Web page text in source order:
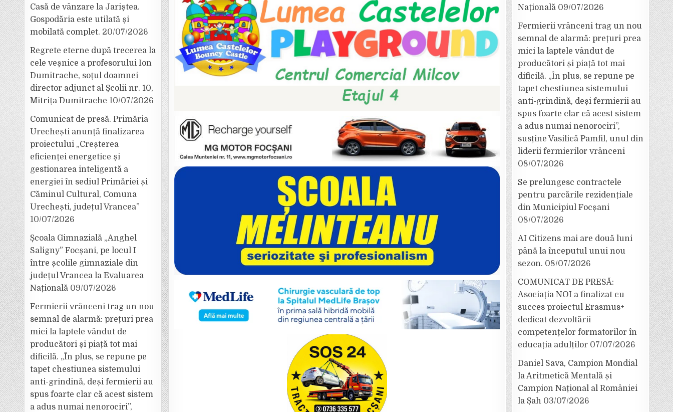
Casă de vânzare la Jariștea.
Gospodăria este utilată și
mobilată complet. 20/07/2026
Regrete eterne după trecerea la
cele veșnice a profesorului Ion
Dumitrache, soțul doamnei
director adjunct al Școlii nr. 10,
Mitrița Dumitrache 10/07/2026
Comunicat de presă. Primăria
Urechești anunță finalizarea
proiectului „Creșterea
eficienței energetice și
gestionarea inteligentă a
energiei în sediul Primăriei și
Căminul Cultural, Comuna
Urechești, județul Vrancea”
10/07/2026
Școala Gimnazială „Anghel
Saligny” Focșani, pe locul I
între școlile gimnaziale din
județul Vrancea la Evaluarea
Națională 09/07/2026
Fermierii vrânceni trag un nou
semnal de alarmă: prețuri prea
mici la laptele vândut de
producători și piață tot mai
dificilă. „În plus, se repune pe
tapet chestiunea sistemului
anti-grindină, deși fermierii au
spus foarte clar că acest sistem
a adus numai nenorociri”,
Națională 09/07/2026
Fermierii vrânceni trag un nou
semnal de alarmă: prețuri prea
mici la laptele vândut de
producători și piață tot mai
dificilă. „În plus, se repune pe
tapet chestiunea sistemului
anti-grindină, deși fermierii au
spus foarte clar că acest sistem
a adus numai nenorociri”,
susține Vasilică Pamfil, unul din
liderii fermierilor vrânceni
08/07/2026
Se prelungesc contractele
pentru parcările rezidențiale
din Municipiul Focșani
08/07/2026
AI Citizens mai are două luni
până la începutul unui nou
sezon. 08/07/2026
COMUNICAT DE PRESĂ:
Asociația NOI a finalizat cu
succes proiectul Erasmus+
dedicat dezvoltării
competențelor formatorilor în
educația adulților 07/07/2026
Daniel Sava, Campion Mondial
la Aritmetică Mentală și
Campion Național al României
la Șah 03/07/2026